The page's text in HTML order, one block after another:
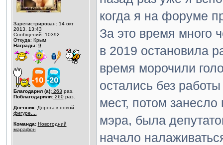
Зарегистрирован: 14 окт
2013, 13:43
Сообщений: 10392
Откуда: Крым
Награды: 9
Благодарил (а):263 раз.
Поблагодарили:260раз.
Дневник: Дорога к новой
фигуре....
Команда: Новогодний
марафон
когда я на форуме
За это время много
в 2019 остановила
время морочили
остались без
мест, потом
мэра, была
начало